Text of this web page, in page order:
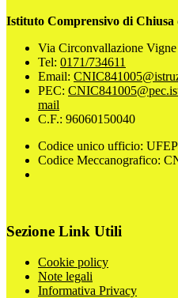
Istituto Comprensivo di Chiusa
Via Circonvallazione
Tel: 0171/734611
Email:
PEC:
mail
C.F.: 96060150040
Codice unico ufficio:
Codice Meccanografico:
Sezione Link Utili
Cookie policy
Note legali
Informativa Privacy